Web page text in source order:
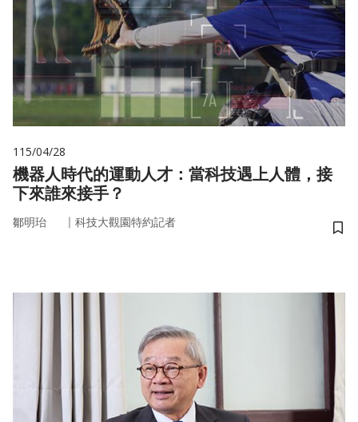
115/04/28
機器人時代的運動人才：當科技遇上人體，接
下來誰來接手？
鄒明珆 ｜ 科技大觀園特約記者
儲